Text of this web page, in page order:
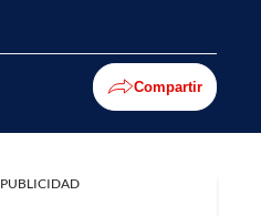
Compartir
PUBLICIDAD